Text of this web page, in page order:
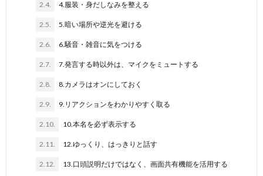
2.4. 4.服装・身だしなみを整える
2.5. 5.暗い場所や逆光を避ける
2.6. 6.騒音・雑音に気をつける
2.7. 7.発言する時以外は、マイクをミュートする
2.8. 8.カメラはオンにしておく
2.9. 9.リアクションをわかりやすく取る
2.10. 10.本名を必ず表示する
2.11. 12.ゆっくり、はっきりと話す
2.12. 13.口頭説明だけではなく、画面共有機能を活用する